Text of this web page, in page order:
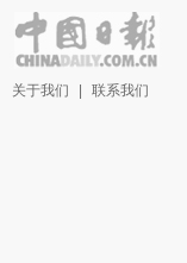
关于我们 联系我们